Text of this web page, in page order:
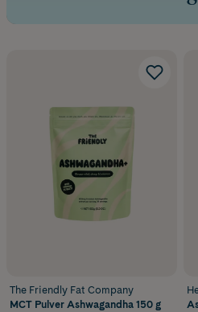
The Friendly Fat Company
MCT Pulver Ashwagandha 150 g